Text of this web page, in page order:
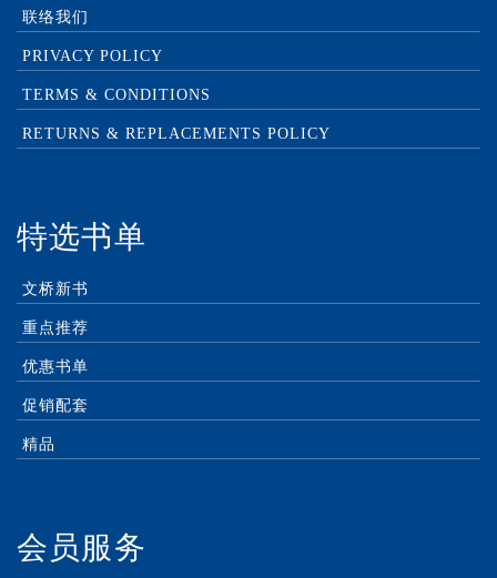
联络我们
PRIVACY POLICY
TERMS & CONDITIONS
RETURNS & REPLACEMENTS POLICY
特选书单
文桥新书
重点推荐
优惠书单
促销配套
精品
会员服务